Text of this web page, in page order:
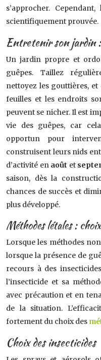
s’approcher.
scientifiquement prouvée.
Entretenir son jardin
Un jardin propre et
guêpes. Taillez
nettoyez les gouttières,
feuilles et les endroits
peuvent se nicher. Il est
vie des guêpes, car
opportun pour
construisent leurs nids
d’activité en août et
saison, dès la
chances de succès et
plus développé.
Méthodes létales :
Lorsque les méthodes
lorsque la présence de
recours à des
l’insecticide et sa
avec précaution et en
de la situation.
fortement du choix des
Choix des insecticides